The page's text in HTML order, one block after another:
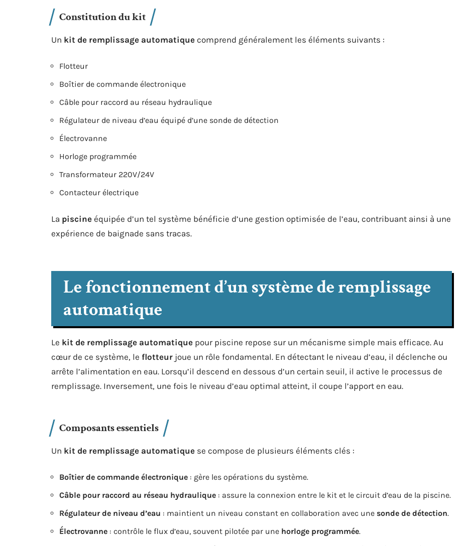
Constitution du kit
Un kit de remplissage automatique comprend généralement les éléments suivants :
Flotteur
Boîtier de commande électronique
Câble pour raccord au réseau hydraulique
Régulateur de niveau d’eau équipé d’une sonde de détection
Électrovanne
Horloge programmée
Transformateur 220V/24V
Contacteur électrique
La piscine équipée d’un tel système bénéficie d’une gestion optimisée de l’eau, contribuant ainsi à une
expérience de baignade sans tracas.
Le fonctionnement d’un système de remplissage
automatique
Le kit de remplissage automatique pour piscine repose sur un mécanisme simple mais efficace. Au
cœur de ce système, le flotteur joue un rôle fondamental. En détectant le niveau d’eau, il déclenche ou
arrête l’alimentation en eau. Lorsqu’il descend en dessous d’un certain seuil, il active le processus de
remplissage. Inversement, une fois le niveau d’eau optimal atteint, il coupe l’apport en eau.
Composants essentiels
Un kit de remplissage automatique se compose de plusieurs éléments clés :
Boîtier de commande électronique : gère les opérations du système.
Câble pour raccord au réseau hydraulique : assure la connexion entre le kit et le circuit d’eau de la piscine.
Régulateur de niveau d’eau : maintient un niveau constant en collaboration avec une sonde de détection.
Électrovanne : contrôle le flux d’eau, souvent pilotée par une horloge programmée.